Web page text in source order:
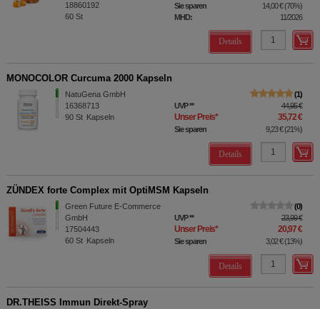
18860192
60 St
Sie sparen 14,00 €(70%)
MHD:
11/2026
Details
MONOCOLOR Curcuma 2000 Kapseln
NatuGena GmbH
16368713
90 St Kapseln
1
UVP** 44,95 €
Unser Preis* 35,72 €
Sie sparen 9,23 €(21%)
Details
ZÜNDEX forte Complex mit OptiMSM Kapseln
Green Future E-Commerce
GmbH
17504443
60 St Kapseln
0
UVP** 23,99 €
Unser Preis* 20,97 €
Sie sparen 3,02 €(13%)
Details
DR.THEISS Immun Direkt-Spray